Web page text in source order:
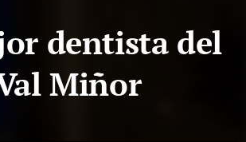
dentista del
Miñor